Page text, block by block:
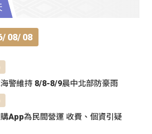
08/ 08
警維持 8/8-8/9晨中北部防豪雨
App為民間營運 收費、個資引疑